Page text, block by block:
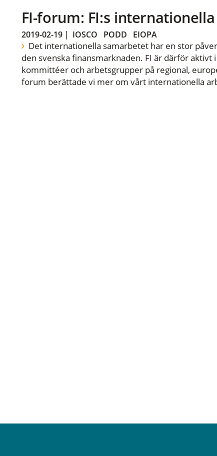
FI-forum: FI:s
2019-02-19| IOSCO PODD EIOPA
Det internationella samarbetet har en stor
den svenska finansmarknaden. FI är därför
kommittéer och arbetsgrupper på regional,
forum berättade vi mer om vårt internationella